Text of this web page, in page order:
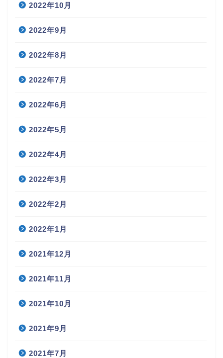
2022年10月
2022年9月
2022年8月
2022年7月
2022年6月
2022年5月
2022年4月
2022年3月
2022年2月
2022年1月
2021年12月
2021年11月
2021年10月
2021年9月
2021年7月